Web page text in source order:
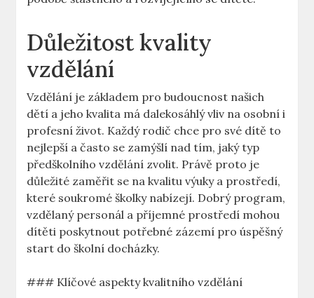
Důležitost kvality
vzdělání
Vzdělání je základem pro budoucnost našich
dětí a jeho kvalita má dalekosáhlý vliv na osobní i
profesní život. Každý rodič chce pro své dítě to
nejlepší a často se zamýšlí nad tím, jaký typ
předškolního vzdělání zvolit. Právě proto je
důležité zaměřit se na kvalitu výuky a prostředí,
které soukromé školky nabízejí. Dobrý program,
vzdělaný personál a příjemné prostředí mohou
dítěti poskytnout potřebné zázemí pro úspěšný
start do školní docházky.
### Klíčové aspekty kvalitního vzdělání